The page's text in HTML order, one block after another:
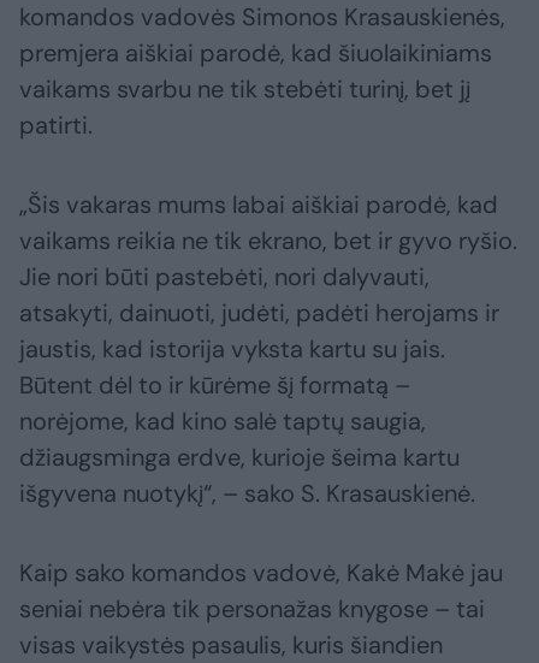
komandos vadovės Simonos Krasauskienės,
premjera aiškiai parodė, kad šiuolaikiniams
vaikams svarbu ne tik stebėti turinį, bet jį
patirti.
„Šis vakaras mums labai aiškiai parodė, kad
vaikams reikia ne tik ekrano, bet ir gyvo ryšio.
Jie nori būti pastebėti, nori dalyvauti,
atsakyti, dainuoti, judėti, padėti herojams ir
jaustis, kad istorija vyksta kartu su jais.
Būtent dėl to ir kūrėme šį formatą –
norėjome, kad kino salė taptų saugia,
džiaugsminga erdve, kurioje šeima kartu
išgyvena nuotykį“, – sako S. Krasauskienė.
Kaip sako komandos vadovė, Kakė Makė jau
seniai nebėra tik personažas knygose – tai
visas vaikystės pasaulis, kuris šiandien